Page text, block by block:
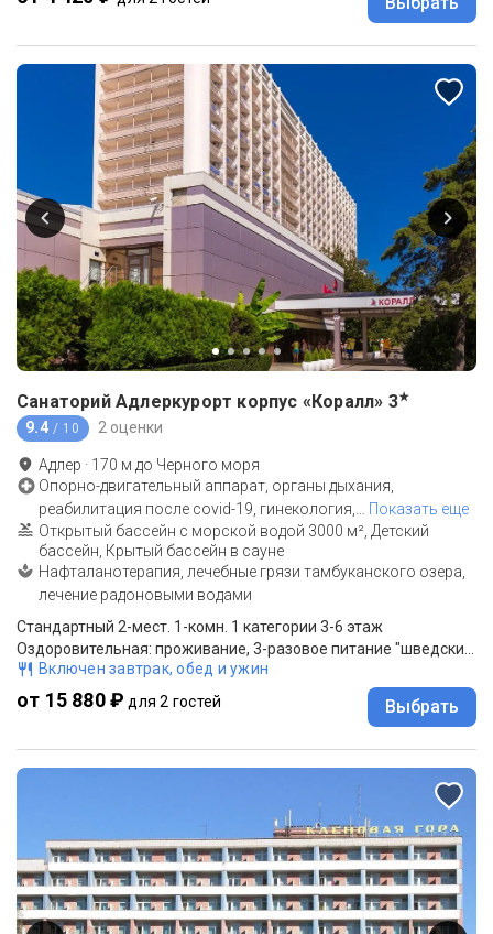
Санаторий Адлеркурорт корпус «Коралл» 3★
9.4 / 10 2 оценки
Адлер · 170 м до Черного моря
Опорно-двигательный аппарат, органы дыхания,
реабилитация после covid-19, гинекология,
Показать еще
Открытый бассейн с морской водой 3000 м², Детский
бассейн, Крытый бассейн в сауне
Нафталанотерапия, лечебные грязи тамбуканского озера,
лечение радоновыми водами
Стандартный 2-мест. 1-комн. 1 категории 3-6 этаж
Включен завтрак, обед и ужин
от 15 880 ₽ для 2 гостей Выбрать